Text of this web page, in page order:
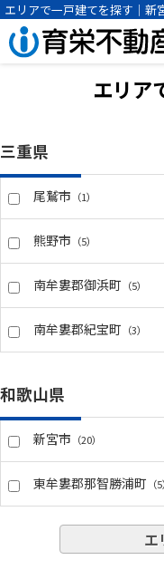
エリアで一戸建てを探す｜新
紀南の不動産の売買・賃貸の
エリア
三重県
尾鷲市 （1）
熊野市 （5）
南牟婁郡御浜町 （5）
南牟婁郡紀宝町 （3）
和歌山県
新宮市 （20）
東牟婁郡那智勝浦町 （5）
エ